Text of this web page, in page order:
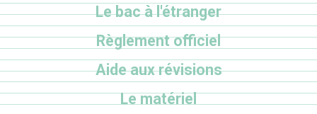
Le bac à l'étranger
Règlement officiel
Aide aux révisions
Le matériel